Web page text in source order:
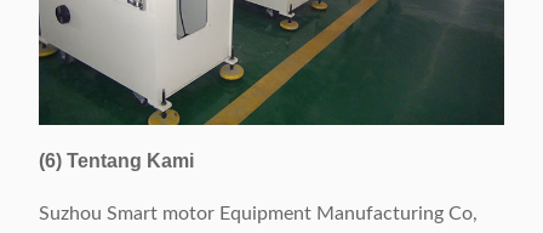
(6) Tentang Kami
Suzhou Smart motor Equipment Manufacturing Co,